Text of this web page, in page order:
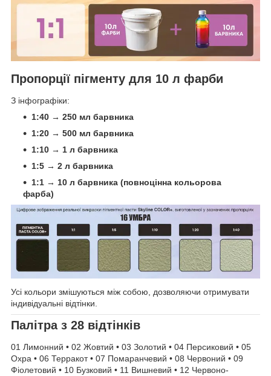
Пропорції пігменту для 10 л фарби
З інфографіки:
1:40 → 250 мл барвника
1:20 → 500 мл барвника
1:10 → 1 л барвника
1:5 → 2 л барвника
1:1 → 10 л барвника (повноцінна кольорова
фарба)
Усі кольори змішуються між собою, дозволяючи отримувати
індивідуальні відтінки.
Палітра з 28 відтінків
01 Лимонний • 02 Жовтий • 03 Золотий • 04 Персиковий • 05
Охра • 06 Терракот • 07 Помаранчевий • 08 Червоний • 09
Фіолетовий • 10 Бузковий • 11 Вишневий • 12 Червонo-